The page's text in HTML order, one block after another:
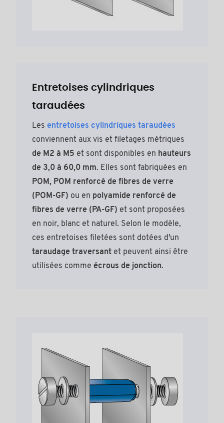
Entretoises cylindriques
taraudées
Les entretoises cylindriques taraudées
conviennent aux vis et filetages métriques
de M2 à M5 et sont disponibles en hauteurs
de 3,0 à 60,0 mm. Elles sont fabriquées en
POM, POM renforcé de fibres de verre
(POM-GF) ou en polyamide renforcé de
fibres de verre (PA-GF) et sont proposées
en noir, blanc et naturel. Selon le modèle,
ces entretoises filetées sont dotées d'un
taraudage traversant et peuvent ainsi être
utilisées comme écrous de jonction.